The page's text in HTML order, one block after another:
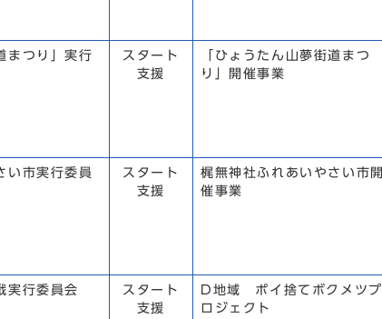
まつり」実行
スタート
支援
「ひょうたん山夢街道まつ
り」開催事業
い市実行委員
スタート
支援
梶無神社ふれあいやさい市開
催事業
実行委員会
スタート
支援
D地域 ポイ捨てボクメツプ
ロジェクト